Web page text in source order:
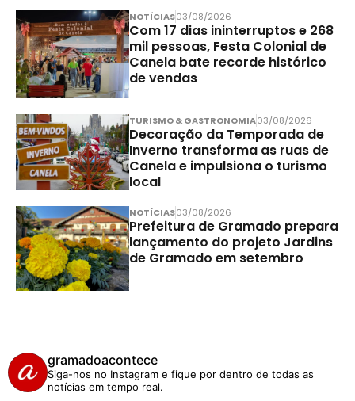
NOTÍCIAS03/08/2026
Com 17 dias ininterruptos e 268
mil pessoas, Festa Colonial de
Canela bate recorde histórico
de vendas
TURISMO & GASTRONOMIA03/08/2026
Decoração da Temporada de
Inverno transforma as ruas de
Canela e impulsiona o turismo
local
NOTÍCIAS03/08/2026
Prefeitura de Gramado prepara
lançamento do projeto Jardins
de Gramado em setembro
gramadoacontece
Siga-nos no Instagram e fique por dentro de todas as
notícias em tempo real.